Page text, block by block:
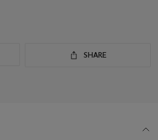
SHARE